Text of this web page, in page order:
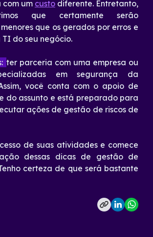
um custo diferente. Entretanto,
que certamente serão
que os gerados por erros e
do seu negócio.
ter parceria com uma empresa ou
em segurança da
você conta com o apoio de
do assunto e está preparado para
ações de gestão de riscos de
de suas atividades e comece
dessas dicas de gestão de
certeza de que será bastante